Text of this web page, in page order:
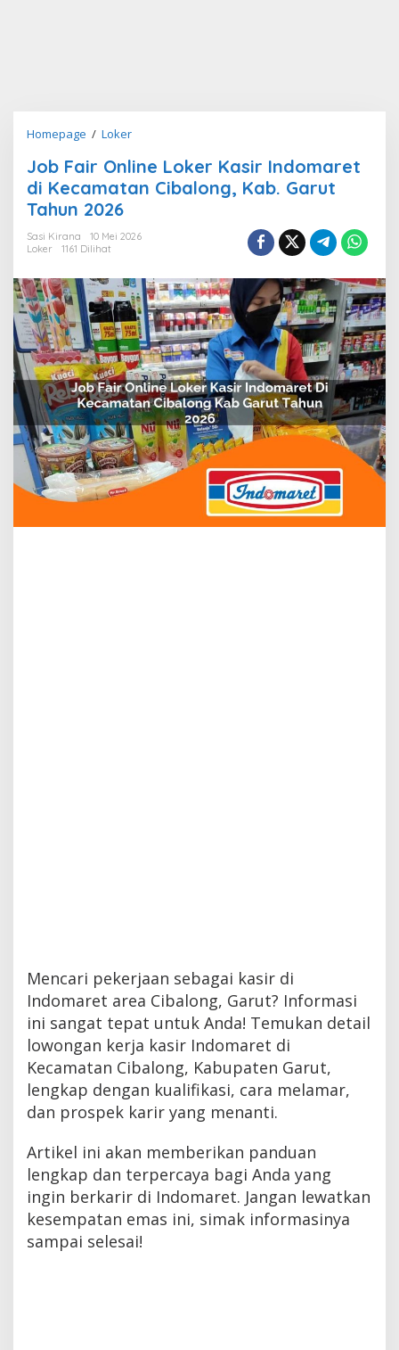
Homepage / LokerJob
Online
Loker
di
Cibalong,
Kab.
Garut
Tahun
2026
Job Fair Online Loker Kasir Indomaret
di Kecamatan Cibalong, Kab. Garut
Tahun 2026
Sasi Kirana
10 Mei 2026
Loker
1161 Dilihat
Mencari pekerjaan sebagai kasir di
Indomaret area Cibalong, Garut? Informasi
ini sangat tepat untuk Anda! Temukan detail
lowongan kerja kasir Indomaret di
Kecamatan Cibalong, Kabupaten Garut,
lengkap dengan kualifikasi, cara melamar,
dan prospek karir yang menanti.
Artikel ini akan memberikan panduan
lengkap dan terpercaya bagi Anda yang
ingin berkarir di Indomaret. Jangan lewatkan
kesempatan emas ini, simak informasinya
sampai selesai!